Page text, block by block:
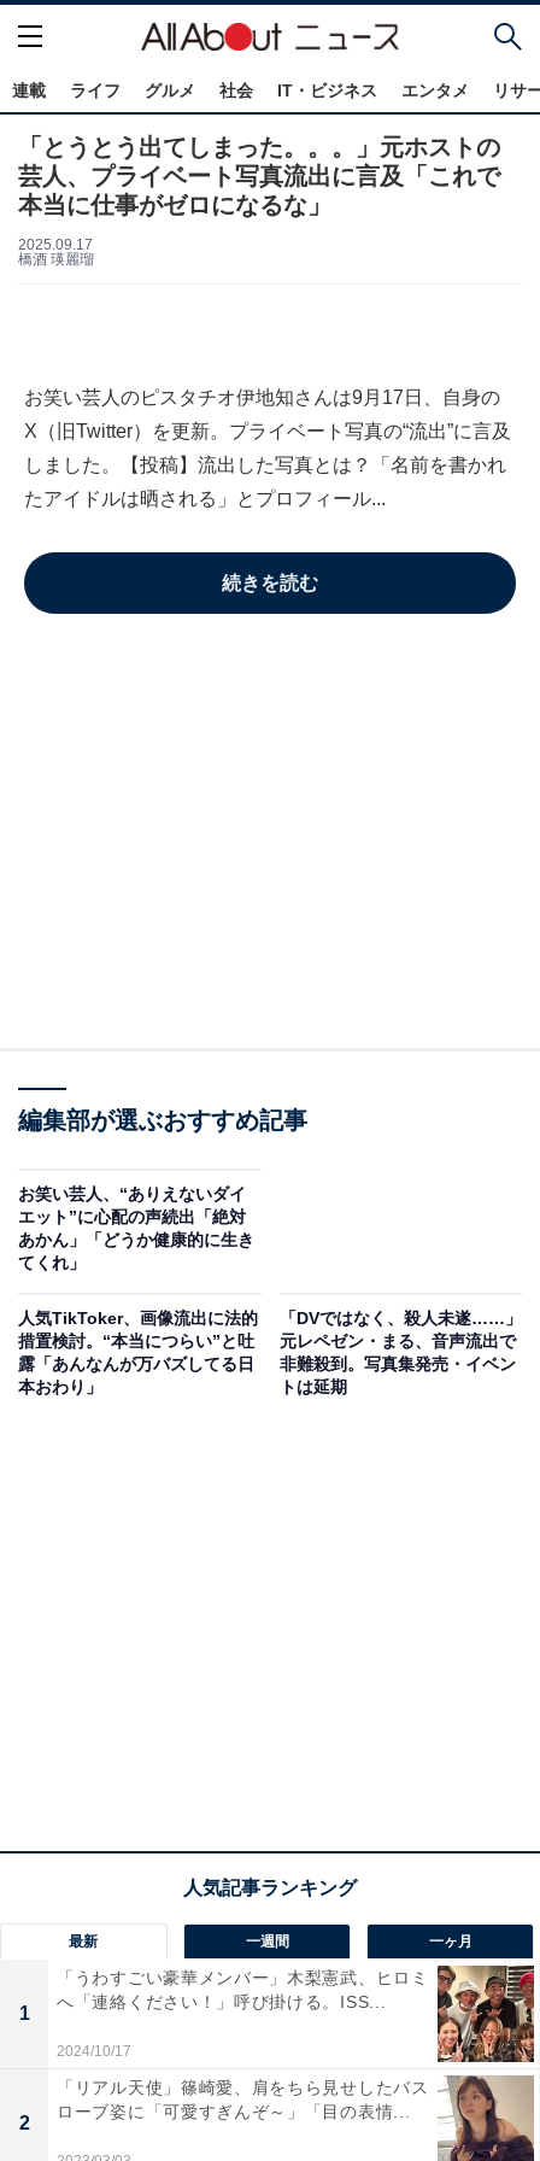
連載 ライフ グルメ 社会 IT・ビジネス エンタメ リサ
「とうとう出てしまった。。。」元ホストの
芸人、プライベート写真流出に言及「これで
本当に仕事がゼロになるな」
2025.09.17
橋酒 瑛麗瑠
お笑い芸人のピスタチオ伊地知さんは9月17日、自身の
X（旧Twitter）を更新。プライベート写真の“流出”に言及
しました。【投稿】流出した写真とは？「名前を書かれ
たアイドルは晒される」とプロフィール...
続きを読む
編集部が選ぶおすすめ記事
お笑い芸人、“ありえないダイ
エット”に心配の声続出「絶対
あかん」「どうか健康的に生き
てくれ」
人気TikToker、画像流出に法的
措置検討。“本当につらい”と吐
露「あんなんが万バズしてる日
本おわり」
「DVではなく、殺人未遂……」
元レペゼン・まる、音声流出で
非難殺到。写真集発売・イベン
トは延期
最新 一週間 一ヶ月
1
「うわすごい豪華メンバー」木梨憲武、ヒロミ
へ「連絡ください！」呼び掛ける。ISS...
2024/10/17
2
「リアル天使」篠崎愛、肩をちら見せしたバス
ローブ姿に「可愛すぎんぞ～」「目の表情...